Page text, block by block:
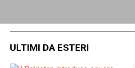
ULTIMI DA ESTERI